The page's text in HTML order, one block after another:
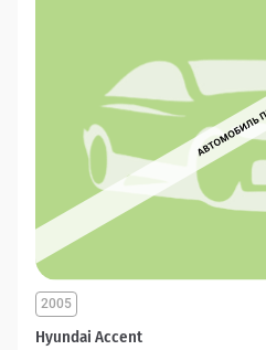
Hyundai Accent
2005